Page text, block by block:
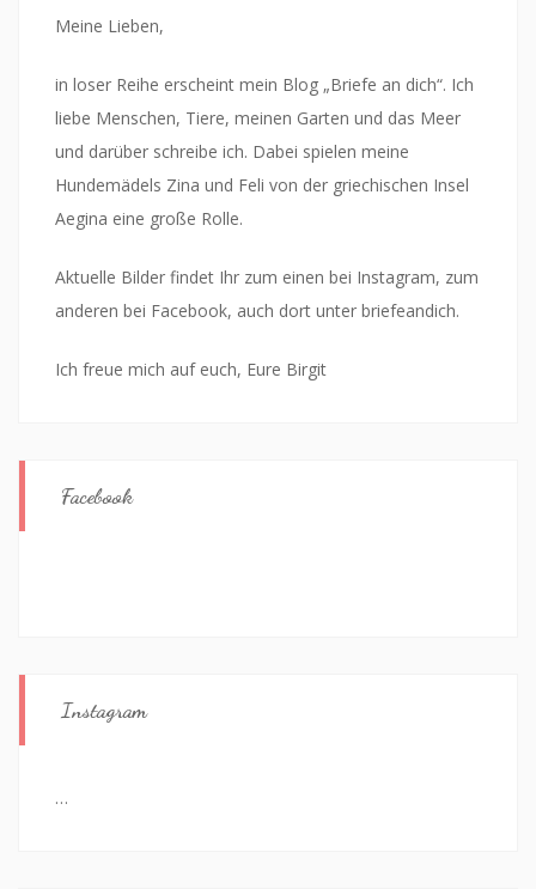
Meine Lieben,
in loser Reihe erscheint mein Blog „Briefe an dich“. Ich
liebe Menschen, Tiere, meinen Garten und das Meer
und darüber schreibe ich. Dabei spielen meine
Hundemädels Zina und Feli von der griechischen Insel
Aegina eine große Rolle.
Aktuelle Bilder findet Ihr zum einen bei Instagram, zum
anderen bei Facebook, auch dort unter briefeandich.
Ich freue mich auf euch, Eure Birgit
Facebook
Instagram
…